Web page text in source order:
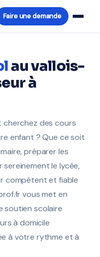
Faire une demande
au vallois-
à
cherchez des cours
enfant ? Que ce soit
préparer les
le lycée,
compétent et fiable
vous met en
soutien scolaire
à domicile
à votre rythme et à